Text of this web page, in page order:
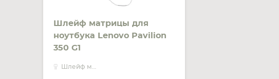
Шлейф матрицы для
ноутбука Lenovo Pavilion
350 G1